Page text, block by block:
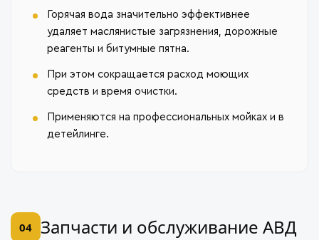
Горячая вода значительно эффективнее
удаляет маслянистые загрязнения, дорожные
реагенты и битумные пятна.
При этом сокращается расход моющих
средств и время очистки.
Применяются на профессиональных мойках и в
детейлинге.
04 Запчасти и обслуживание АВД